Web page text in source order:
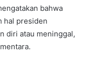
bahwa
hal presiden
diri atau meninggal,